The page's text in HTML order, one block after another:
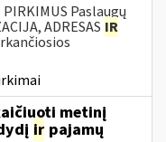
PIRKIMUS Paslaugų
ADRESAS IR
metinį
ir pajamų